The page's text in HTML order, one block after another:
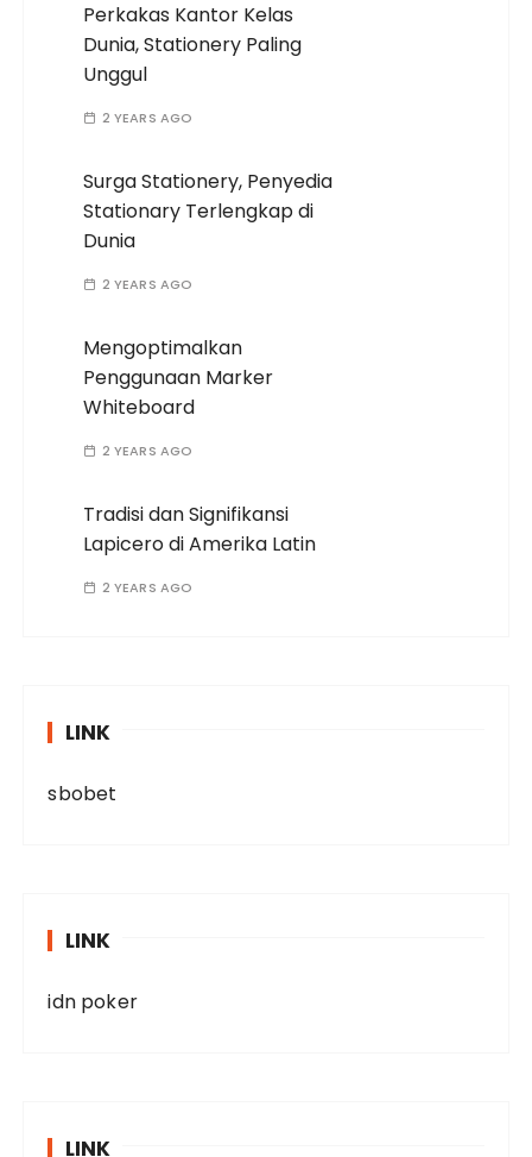
Perkakas Kantor Kelas
Dunia, Stationery Paling
Unggul
2 YEARS AGO
Surga Stationery, Penyedia
Stationary Terlengkap di
Dunia
2 YEARS AGO
Mengoptimalkan
Penggunaan Marker
Whiteboard
2 YEARS AGO
Tradisi dan Signifikansi
Lapicero di Amerika Latin
2 YEARS AGO
LINK
sbobet
LINK
idn poker
LINK